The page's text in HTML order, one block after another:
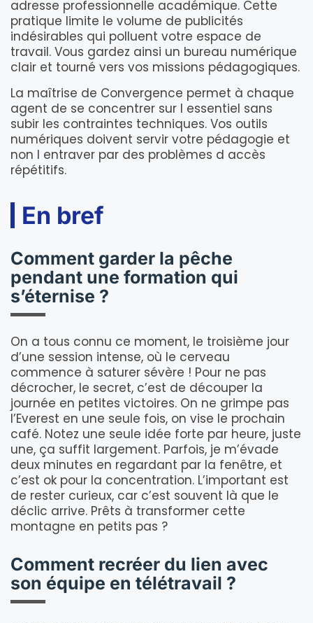
adresse professionnelle académique. Cette
pratique limite le volume de publicités
indésirables qui polluent votre espace de
travail. Vous gardez ainsi un bureau numérique
clair et tourné vers vos missions pédagogiques.
La maîtrise de Convergence permet à chaque
agent de se concentrer sur l essentiel sans
subir les contraintes techniques. Vos outils
numériques doivent servir votre pédagogie et
non l entraver par des problèmes d accès
répétitifs.
En bref
Comment garder la pêche
pendant une formation qui
s’éternise ?
On a tous connu ce moment, le troisième jour
d’une session intense, où le cerveau
commence à saturer sévère ! Pour ne pas
décrocher, le secret, c’est de découper la
journée en petites victoires. On ne grimpe pas
l’Everest en une seule fois, on vise le prochain
café. Notez une seule idée forte par heure, juste
une, ça suffit largement. Parfois, je m’évade
deux minutes en regardant par la fenêtre, et
c’est ok pour la concentration. L’important est
de rester curieux, car c’est souvent là que le
déclic arrive. Prêts à transformer cette
montagne en petits pas ?
Comment recréer du lien avec
son équipe en télétravail ?